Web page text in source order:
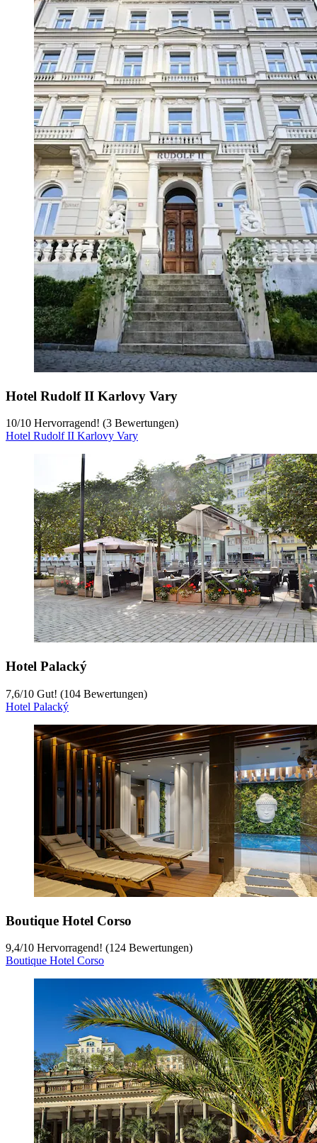
Hotel Rudolf II Karlovy Vary
10/10 Hervorragend! (3 Bewertungen)
Hotel Rudolf II Karlovy Vary
Hotel Palacký
7,6/10 Gut! (104 Bewertungen)
Hotel Palacký
Boutique Hotel Corso
9,4/10 Hervorragend! (124 Bewertungen)
Boutique Hotel Corso